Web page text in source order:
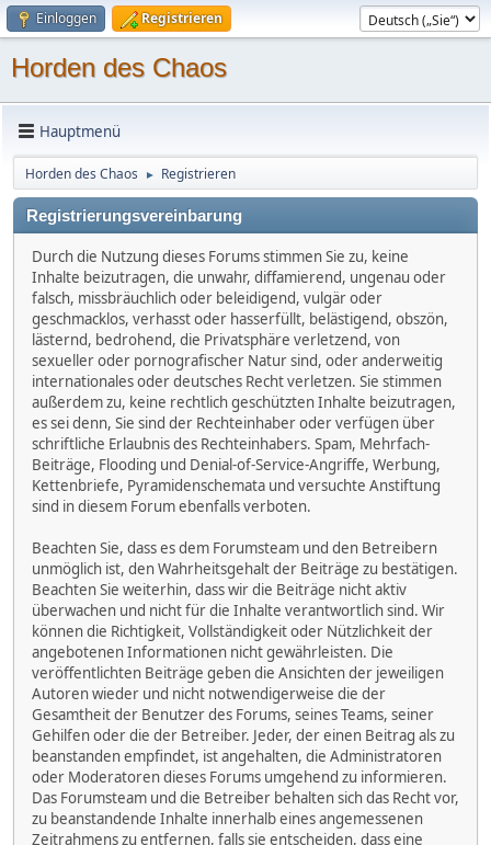
Einloggen Registrieren
Horden des Chaos
Hauptmenü
Horden des Chaos ► Registrieren
Registrierungsvereinbarung
Durch die Nutzung dieses Forums stimmen Sie zu, keine
Inhalte beizutragen, die unwahr, diffamierend, ungenau oder
falsch, missbräuchlich oder beleidigend, vulgär oder
geschmacklos, verhasst oder hasserfüllt, belästigend, obszön,
lästernd, bedrohend, die Privatsphäre verletzend, von
sexueller oder pornografischer Natur sind, oder anderweitig
internationales oder deutsches Recht verletzen. Sie stimmen
außerdem zu, keine rechtlich geschützten Inhalte beizutragen,
es sei denn, Sie sind der Rechteinhaber oder verfügen über
schriftliche Erlaubnis des Rechteinhabers. Spam, Mehrfach-
Beiträge, Flooding und Denial-of-Service-Angriffe, Werbung,
Kettenbriefe, Pyramidenschemata und versuchte Anstiftung
sind in diesem Forum ebenfalls verboten.
Beachten Sie, dass es dem Forumsteam und den Betreibern
unmöglich ist, den Wahrheitsgehalt der Beiträge zu bestätigen.
Beachten Sie weiterhin, dass wir die Beiträge nicht aktiv
überwachen und nicht für die Inhalte verantwortlich sind. Wir
können die Richtigkeit, Vollständigkeit oder Nützlichkeit der
angebotenen Informationen nicht gewährleisten. Die
veröffentlichten Beiträge geben die Ansichten der jeweiligen
Autoren wieder und nicht notwendigerweise die der
Gesamtheit der Benutzer des Forums, seines Teams, seiner
Gehilfen oder die der Betreiber. Jeder, der einen Beitrag als zu
beanstanden empfindet, ist angehalten, die Administratoren
oder Moderatoren dieses Forums umgehend zu informieren.
Das Forumsteam und die Betreiber behalten sich das Recht vor,
zu beanstandende Inhalte innerhalb eines angemessenen
Zeitrahmens zu entfernen, falls sie entscheiden, dass eine